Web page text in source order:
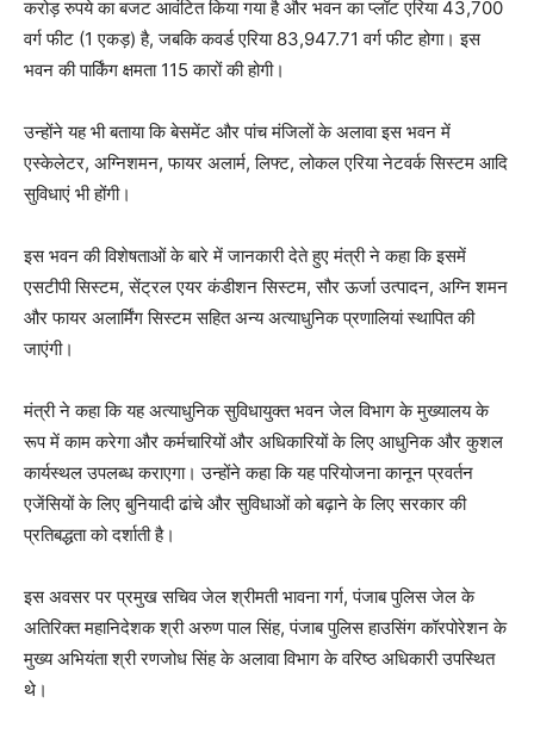
करोड़ रुपये का बजट आवंटित किया गया है और भवन का प्लॉट एरिया 43,700
वर्ग फीट (1 एकड़) है, जबकि कवर्ड एरिया 83,947.71 वर्ग फीट होगा। इस
भवन की पार्किंग क्षमता 115 कारों की होगी।
उन्होंने यह भी बताया कि बेसमेंट और पांच मंजिलों के अलावा इस भवन में
एस्केलेटर, अग्निशमन, फायर अलार्म, लिफ्ट, लोकल एरिया नेटवर्क सिस्टम आदि
सुविधाएं भी होंगी।
इस भवन की विशेषताओं के बारे में जानकारी देते हुए मंत्री ने कहा कि इसमें
एसटीपी सिस्टम, सेंट्रल एयर कंडीशन सिस्टम, सौर ऊर्जा उत्पादन, अग्नि शमन
और फायर अलार्मिंग सिस्टम सहित अन्य अत्याधुनिक प्रणालियां स्थापित की
जाएंगी।
मंत्री ने कहा कि यह अत्याधुनिक सुविधायुक्त भवन जेल विभाग के मुख्यालय के
रूप में काम करेगा और कर्मचारियों और अधिकारियों के लिए आधुनिक और कुशल
कार्यस्थल उपलब्ध कराएगा। उन्होंने कहा कि यह परियोजना कानून प्रवर्तन
एजेंसियों के लिए बुनियादी ढांचे और सुविधाओं को बढ़ाने के लिए सरकार की
प्रतिबद्धता को दर्शाती है।
इस अवसर पर प्रमुख सचिव जेल श्रीमती भावना गर्ग, पंजाब पुलिस जेल के
अतिरिक्त महानिदेशक श्री अरुण पाल सिंह, पंजाब पुलिस हाउसिंग कॉरपोरेशन के
मुख्य अभियंता श्री रणजोध सिंह के अलावा विभाग के वरिष्ठ अधिकारी उपस्थित
थे।